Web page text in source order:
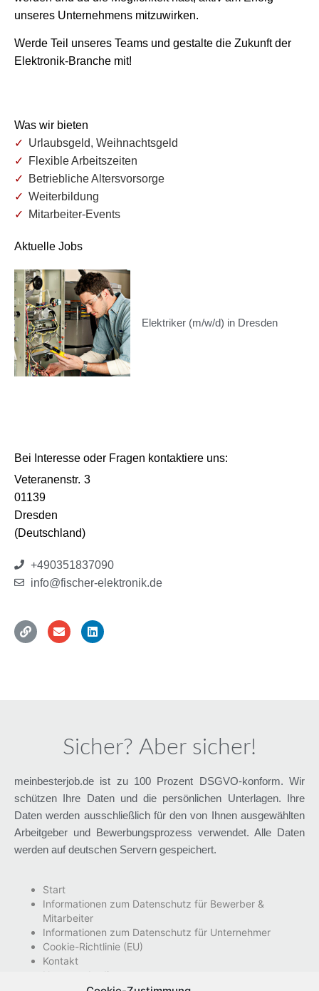
unseres Unternehmens mitzuwirken.
Werde Teil unseres Teams und gestalte die Zukunft der
Elektronik-Branche mit!
Was wir bieten
Urlaubsgeld, Weihnachtsgeld
Flexible Arbeitszeiten
Betriebliche Altersvorsorge
Weiterbildung
Mitarbeiter-Events
Aktuelle Jobs
Elektriker (m/w/d) in Dresden
Bei Interesse oder Fragen kontaktiere uns:
Veteranenstr. 3
01139
Dresden
(Deutschland)
+490351837090
info@fischer-elektronik.de
Sicher? Aber sicher!
meinbesterjob.de ist zu 100 Prozent DSGVO-konform. Wir
schützen Ihre Daten und die persönlichen Unterlagen. Ihre
Daten werden ausschließlich für den von Ihnen ausgewählten
Arbeitgeber und Bewerbungsprozess verwendet. Alle Daten
werden auf deutschen Servern gespeichert.
Start
Informationen zum Datenschutz für Bewerber &
Mitarbeiter
Informationen zum Datenschutz für Unternehmer
Cookie-Richtlinie (EU)
Kontakt
Nutzungsbedingungen